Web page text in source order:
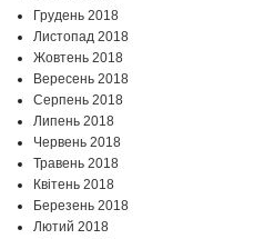
Грудень 2018
Листопад 2018
Жовтень 2018
Вересень 2018
Серпень 2018
Липень 2018
Червень 2018
Травень 2018
Квітень 2018
Березень 2018
Лютий 2018